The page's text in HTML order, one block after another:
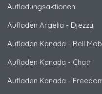
Aufladungsaktionen
Aufladen Argelia - Djezzy
Aufladen Kanada - Bell
Aufladen Kanada - Chatr
Aufladen Kanada -